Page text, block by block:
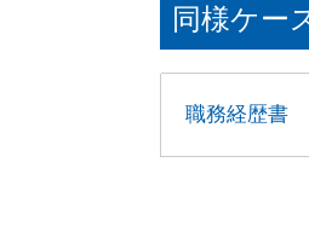
同様ケー
職務経歴書